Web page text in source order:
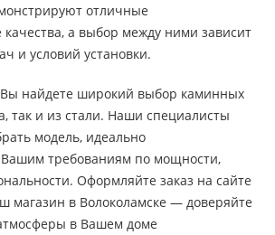
отличные
качества, а выбор между ними зависит
и условий установки.
найдете широкий выбор каминных
так и из стали. Наши специалисты
модель, идеально
требованиям по мощности,
Оформляйте заказ на сайте
магазин в Волоколамске — доверяйте
в Вашем доме